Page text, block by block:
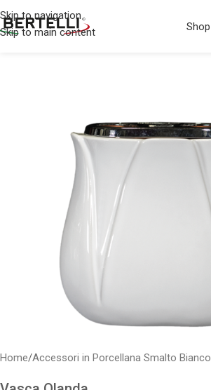
Skip to navigation
Skip to main content
Shop
Home/Accessori in Porcellana Smalto Bianco